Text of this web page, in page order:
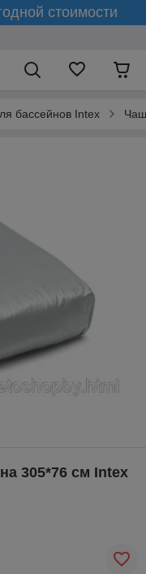
стоимости
бассейнов Intex
305*76 см Intex